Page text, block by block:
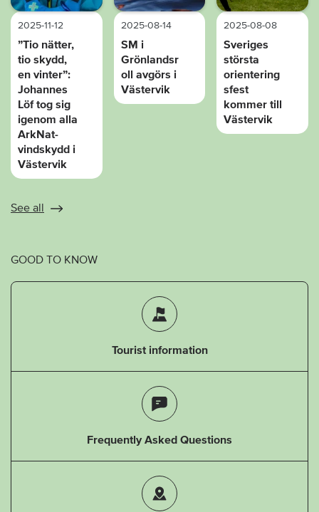
2025-11-12
”Tio nätter,
tio skydd,
en vinter”:
Johannes
Löf tog sig
igenom alla
ArkNat-
vindskydd i
Västervik
2025-08-14
SM i
Grönlandsr
oll avgörs i
Västervik
2025-08-08
Sveriges
största
orientering
sfest
kommer till
Västervik
See all
GOOD TO KNOW
Tourist information
Frequently Asked Questions